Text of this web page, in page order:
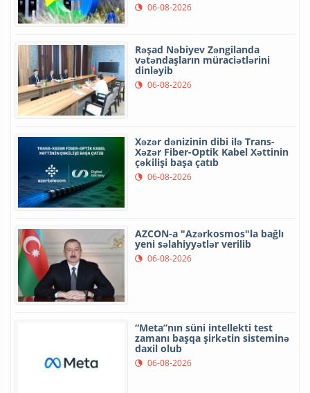
06-08-2026
Rəşad Nəbiyev Zəngilanda
vətəndaşların müraciətlərini
dinləyib
06-08-2026
Xəzər dənizinin dibi ilə Trans-
Xəzər Fiber-Optik Kabel Xəttinin
çəkilişi başa çatıb
06-08-2026
AZCON-a "Azərkosmos"la bağlı
yeni səlahiyyətlər verilib
06-08-2026
“Meta”nın süni intellekti test
zamanı başqa şirkətin sisteminə
daxil olub
06-08-2026